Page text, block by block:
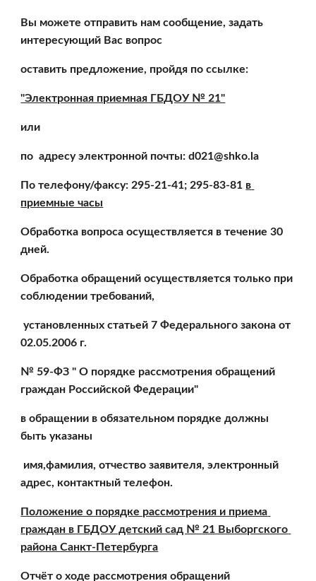
Вы можете отправить нам сообщение, задать
интересующий Вас вопрос
оставить предложение, пройдя по ссылке:
"Электронная приемная ГБДОУ № 21"
или
по  адресу электронной почты: d021@shko.la
По телефону/факсу: 295-21-41; 295-83-81 в
приемные часы
Обработка вопроса осуществляется в течение 30
дней.
Обработка обращений осуществляется только при
соблюдении требований,
установленных статьей 7 Федерального закона от
02.05.2006 г.
№ 59-ФЗ " О порядке рассмотрения обращений
граждан Российской Федерации"
в обращении в обязательном порядке должны
быть указаны
адрес, контактный телефон.
Положение о порядке рассмотрения и приема
граждан в ГБДОУ детский сад № 21 Выборгского
района Санкт-Петербурга
Отчёт о ходе рассмотрения обращений